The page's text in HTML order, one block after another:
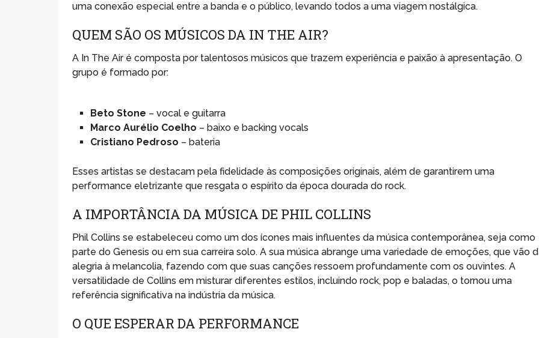
uma conexão especial entre a banda e o público, levando todos a uma viagem nostálgica.
QUEM SÃO OS MÚSICOS DA IN THE AIR?
A In The Air é composta por talentosos músicos que trazem experiência e paixão à apresentação. O
grupo é formado por:
Beto Stone – vocal e guitarra
Marco Aurélio Coelho – baixo e backing vocals
Cristiano Pedroso – bateria
Esses artistas se destacam pela fidelidade às composições originais, além de garantirem uma
performance eletrizante que resgata o espírito da época dourada do rock.
A IMPORTÂNCIA DA MÚSICA DE PHIL COLLINS
Phil Collins se estabeleceu como um dos ícones mais influentes da música contemporânea, seja como
parte do Genesis ou em sua carreira solo. A sua música abrange uma variedade de emoções, que vão
alegria à melancolia, fazendo com que suas canções ressoem profundamente com os ouvintes. A
versatilidade de Collins em misturar diferentes estilos, incluindo rock, pop e baladas, o tornou uma
referência significativa na indústria da música.
O QUE ESPERAR DA PERFORMANCE